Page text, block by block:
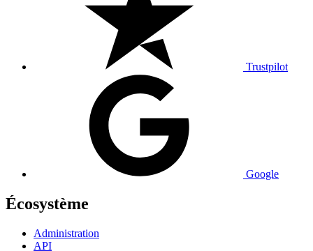
Trustpilot
Google
Écosystème
Administration
API